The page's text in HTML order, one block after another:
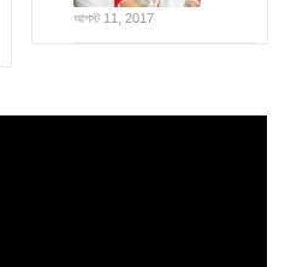
আগস্ট 11, 2017